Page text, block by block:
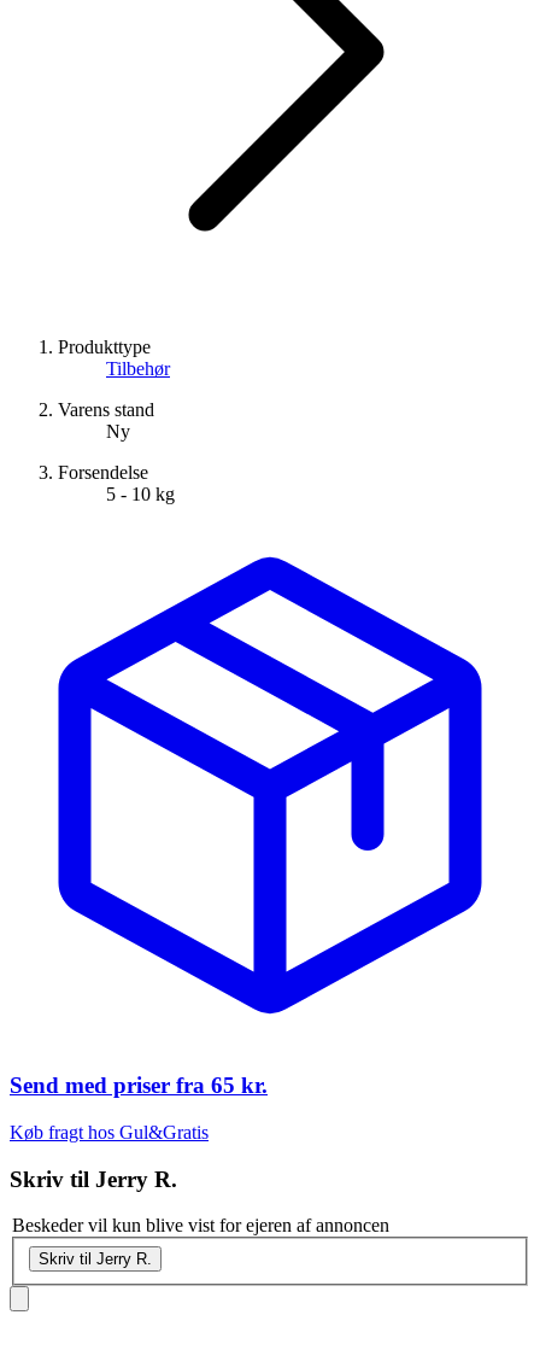
Produkttype
Tilbehør
Varens stand
Ny
Forsendelse
5 - 10 kg
Send med priser fra 65 kr.
Køb fragt hos Gul&Gratis
Skriv til Jerry R.
Beskeder vil kun blive vist for ejeren af annoncen
Skriv til Jerry R.